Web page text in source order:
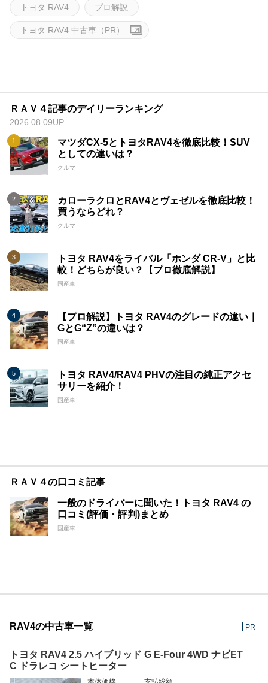
トヨタ RAV4 プロ解説
トヨタ RAV4 中古車（PR）
ＲＡＶ４記事のデイリーランキング
2026.08.09UP
マツダCX-5とトヨタRAV4を徹底比較！SUV
としての違いは？
クルマ
カローラクロとRAV4とヴェゼルを徹底比較！
買うならどれ？
クルマ
トヨタ RAV4をライバル「ホンダ CR-V」と比
較！どちらが良い？【プロ徹底解説】
国産車
【プロ解説】トヨタ RAV4のグレードの違い｜
GとG“Z”の違いは？
国産車
トヨタ RAV4/RAV4 PHVの注目の純正アクセ
サリーを紹介！
国産車
ＲＡＶ４の口コミ記事
一般のドライバーに聞いた！トヨタ RAV4 の
口コミ(評価・評判)まとめ
国産車
RAV4の中古車一覧 PR
トヨタ RAV4 2.5 ハイブリッド G E-Four 4WD ナビET
C ドラレコ シートヒーター